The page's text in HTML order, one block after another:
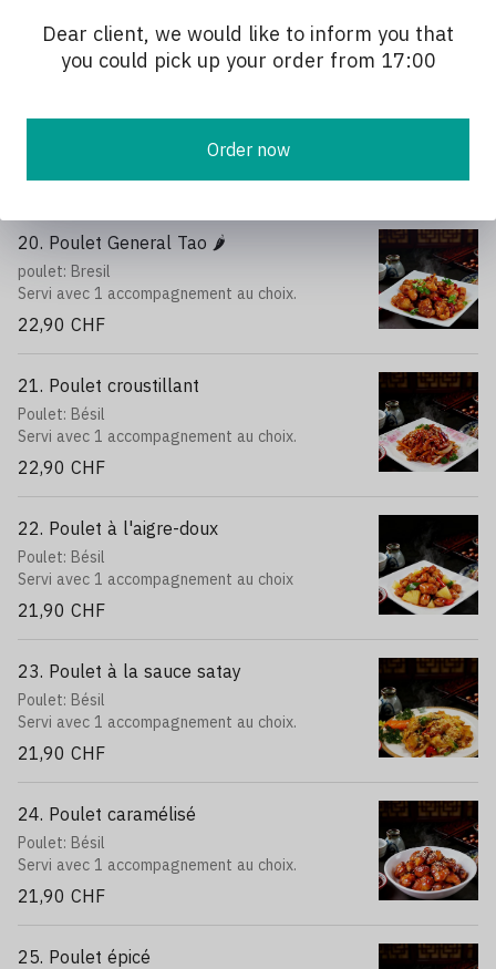
Dear client, we would like to inform you that
you could pick up your order from 17:00
Order now
94B. Pain chinois frits（2pcs）
5,90 CHF
20. Poulet General Tao 🌶️
poulet: Bresil
Servi avec 1 accompagnement au choix.
22,90 CHF
21. Poulet croustillant
Poulet: Bésil
Servi avec 1 accompagnement au choix.
22,90 CHF
22. Poulet à l'aigre-doux
Poulet: Bésil
Servi avec 1 accompagnement au choix
21,90 CHF
23. Poulet à la sauce satay
Poulet: Bésil
Servi avec 1 accompagnement au choix.
21,90 CHF
24. Poulet caramélisé
Poulet: Bésil
Servi avec 1 accompagnement au choix.
21,90 CHF
25. Poulet épicé